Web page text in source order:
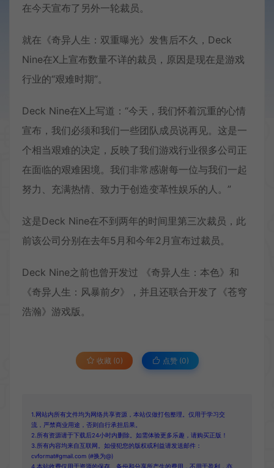
在今天宣布了另外一轮裁员。
就在《奇异人生：双重曝光》发售后不久，Deck
Nine在X上宣布数量不详的裁员，原因是现在是游戏
行业的“艰难时期”。
Deck Nine在X上写道：“今天，我们怀着沉重的心情
宣布，我们必须和我们一些团队成员说再见。这是一
个相当艰难的决定，反映了我们游戏行业很多公司正
在面临的艰难困境。我们非常感谢每一位与我们一起
努力、充满热情、致力于创造变革性娱乐的人。”
这是Deck Nine在不到两年的时间里第三次裁员，此
前该公司分别在去年5月和今年2月宣布过裁员。
Deck Nine之前也曾开发过 《奇异人生：本色》和
《奇异人生：风暴前夕》，并且还联合开发了《苍穹
浩瀚》游戏版。
收藏 (0) 点赞 (0)
1.网站内所有文件均为网络共享资源，本站仅做打包整理。仅用于学习交
流，严禁商业用途，否则自行承担后果。
2.所有资源请于下载后24小时内删除。如需体验更多乐趣，请购买正版！
3.所有内容均来自互联网。如侵犯您的版权或利益请发送邮件：
cvformat#gmail.com (#换为@)
4.本站收费仅用于资源的保存、备份和分享所产生的费用，不用于盈利，亦